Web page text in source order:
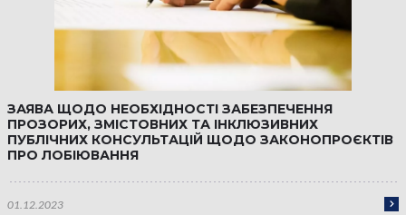
ЗАЯВА ЩОДО НЕОБХІДНОСТІ ЗАБЕЗПЕЧЕННЯ
ПРОЗОРИХ, ЗМІСТОВНИХ ТА ІНКЛЮЗИВНИХ
ПУБЛІЧНИХ КОНСУЛЬТАЦІЙ ЩОДО ЗАКОНОПРОЄКТІВ
ПРО ЛОБІЮВАННЯ
01.12.2023